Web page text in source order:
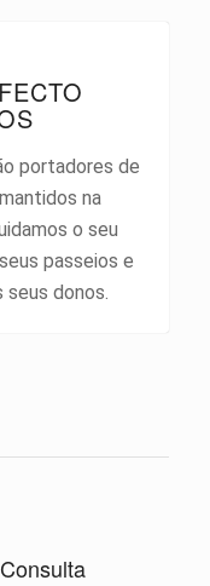
portadores de
na
o seu
passeios e
donos.